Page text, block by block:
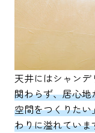
天井にはシャンデ
関わらず、居心
空間をつくりた
わりに溢れていま